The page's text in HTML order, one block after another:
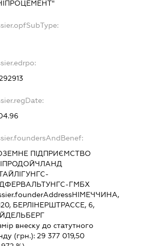
ПІДПРИЄМСТВО
ГМБХ
НІМЕЧЧИНА,
БЕРЛІНЕРШТРАССЕ, 6,
внеску до статутного
(грн.):29 377 019,50